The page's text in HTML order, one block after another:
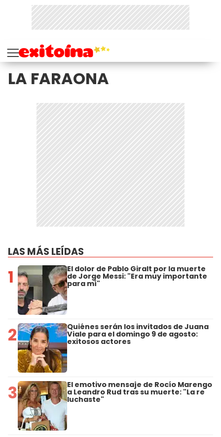
LA FARAONA
LAS MÁS LEÍDAS
1 El dolor de Pablo Giralt por la muerte
de Jorge Messi: "Era muy importante
para mí"
2 Quiénes serán los invitados de Juana
Viale para el domingo 9 de agosto:
exitosos actores
3 El emotivo mensaje de Rocío Marengo
a Leandro Rud tras su muerte: "La re
luchaste"